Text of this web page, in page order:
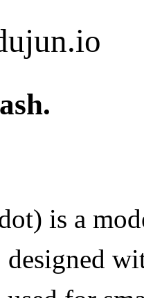
is a
designed